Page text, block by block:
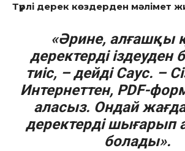
Түрлі дерек көздерден мәлімет
«Әрине, алғашқы
деректерді іздеуден
тиіс, – дейді Саус. –
Интернеттен, PDF-
аласыз. Ондай
деректерді шығарып
болады».